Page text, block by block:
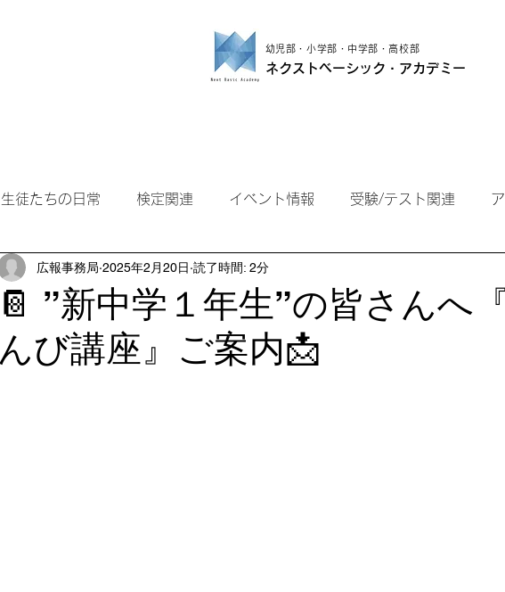
幼児部・小学部・中学部・高校部
ネクストベーシック・アカデミー
生徒たちの日常 検定関連 イベント情報 受験/テスト関連
📔 ”新中学１年生”の皆さんへ
んび講座』ご案内📩
広報事務局 2025年2月20日 読了時間: 2分